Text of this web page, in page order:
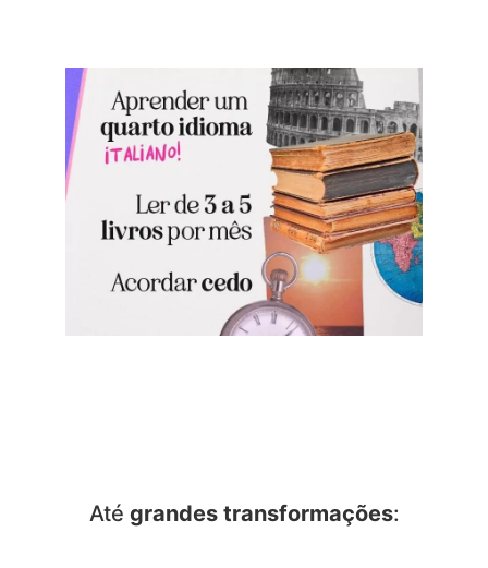
Até grandes transformações: